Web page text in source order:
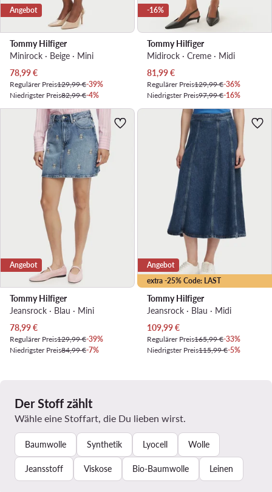
Angebot
Tommy Hilfiger
Minirock · Beige · Mini
Aktueller Preis
78,99€
Regulärer Preis129,99 €-39%
Niedrigster Preis82,99 €-4%
-16%
Tommy Hilfiger
Midirock · Creme · Midi
Aktueller Preis
81,99€
Regulärer Preis129,99 €-36%
Niedrigster Preis97,99 €-16%
Angebot
Tommy Hilfiger
Jeansrock · Blau · Mini
Aktueller Preis
78,99€
Regulärer Preis129,99 €-39%
Niedrigster Preis84,99 €-7%
extra -25% Code: LAST
Angebot
Tommy Hilfiger
Jeansrock · Blau · Midi
Aktueller Preis
109,99€
Regulärer Preis165,99 €-33%
Niedrigster Preis115,99 €-5%
Der Stoff zählt
Wähle eine Stoffart, die Du lieben wirst.
Baumwolle Synthetik Lyocell Wolle
Jeansstoff Viskose Bio-Baumwolle Leinen